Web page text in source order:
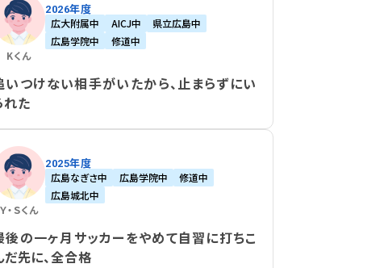
Kくん
2026年度
広大附属中 AICJ中
県立広島中
広島学院中
修道中
いつけない相手がいたから、止まらずにい
れた
Ｙ・Ｓくん
2025年度
広島なぎさ中 広島学院中
修道中
広島城北中
後の一ヶ月サッカーをやめて自習に打ちこ
だ先に、全合格